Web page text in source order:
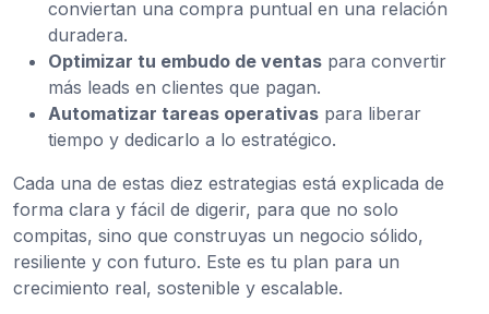
conviertan una compra puntual en una relación
duradera.
Optimizar tu embudo de ventas para convertir
más leads en clientes que pagan.
Automatizar tareas operativas para liberar
tiempo y dedicarlo a lo estratégico.
Cada una de estas diez estrategias está explicada de
forma clara y fácil de digerir, para que no solo
compitas, sino que construyas un negocio sólido,
resiliente y con futuro. Este es tu plan para un
crecimiento real, sostenible y escalable.